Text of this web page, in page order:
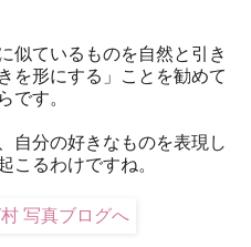
似ているものを自然と引き
を形にする」ことを勧めて
です。
自分の好きなものを表現し
こるわけですね。